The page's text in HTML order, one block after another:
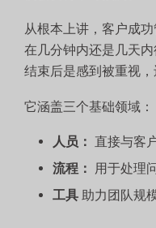
从根本上讲，客户成
在几分钟内还是几天
结束后是感到被重视，
它涵盖三个基础领域：
人员： 直接与客
流程： 用于处理
工具 助力团队规